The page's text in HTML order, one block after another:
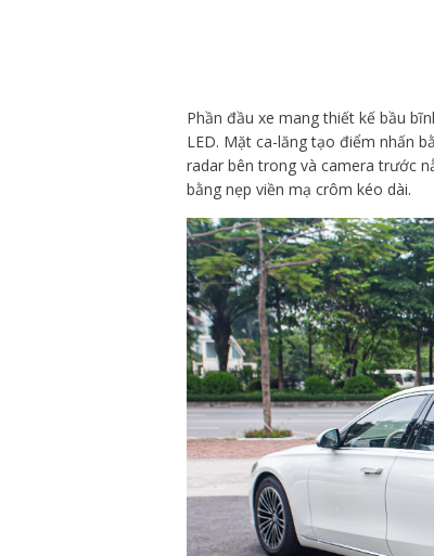
Phần đầu xe mang thiết kế bầu
LED. Mặt ca-lăng tạo điểm nhấn
radar bên trong và camera trước
bằng nẹp viền mạ crôm kéo dài.